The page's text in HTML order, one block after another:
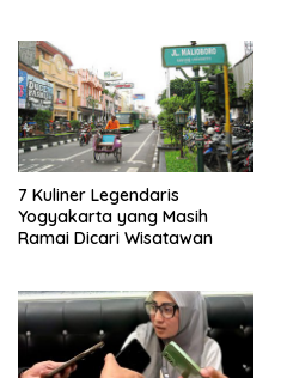
7 Kuliner Legendaris
Yogyakarta yang Masih
Ramai Dicari Wisatawan